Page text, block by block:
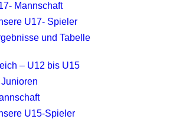
Mannschaft
U17- Spieler
und Tabelle
– U12 bis U15
U15-Spieler